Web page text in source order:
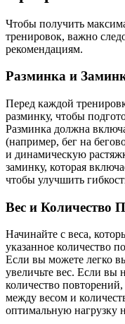
Чтобы получить
тренировок, важно
рекомендациям.
Разминка и
Перед каждой
разминку, чтобы
Разминка должна
(например, бег на
и динамическую
заминку, которая
чтобы улучшить
Вес и Количество
Начинайте с веса,
указанное количество
Если вы можете легко
увеличьте вес. Если вы
количество
между весом и
оптимальную